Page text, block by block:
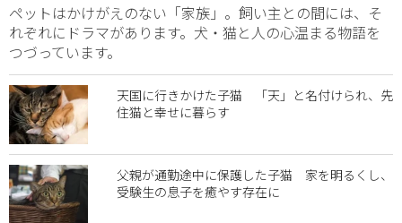
ペットはかけがえのない「家族」。飼い主との間には、そ
れぞれにドラマがあります。犬・猫と人の心温まる物語を
つづっています。
天国に行きかけた子猫 「天」と名付けられ、先
住猫と幸せに暮らす
父親が通勤途中に保護した子猫 家を明るくし、
受験生の息子を癒やす存在に